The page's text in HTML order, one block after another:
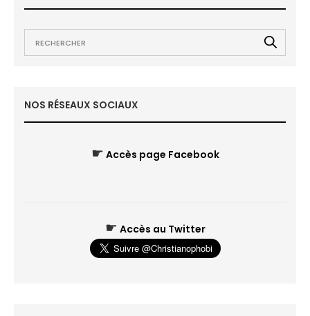
NOS RÉSEAUX SOCIAUX
☛ Accès page Facebook
☛ Accès au Twitter